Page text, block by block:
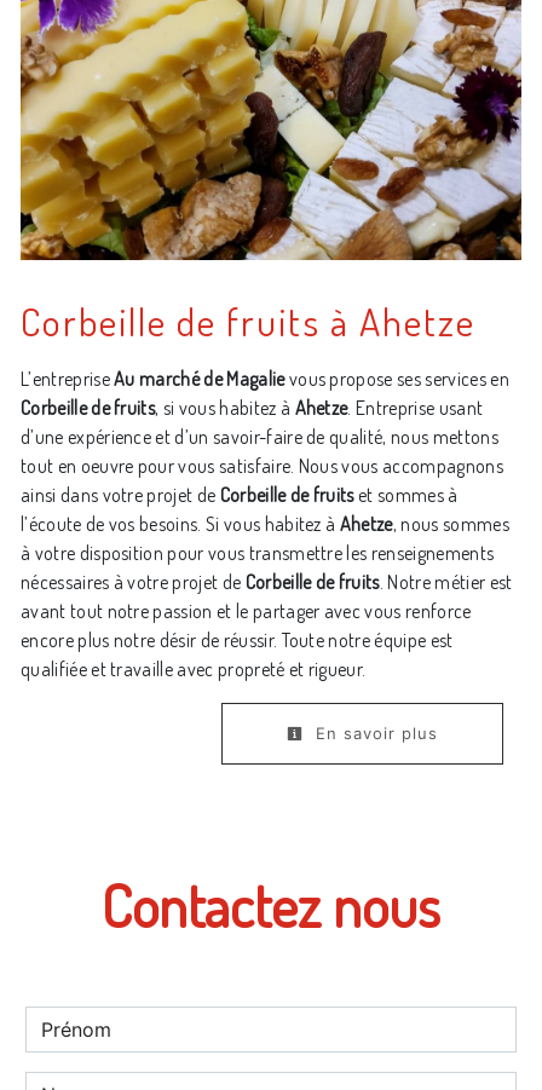
Corbeille de fruits à Ahetze
L’entrepriseAu marché de Magalievous propose ses services en
Corbeille de fruits, si vous habitez à Ahetze. Entreprise usant
d’une expérience et d’un savoir-faire de qualité, nous mettons
tout en oeuvre pour vous satisfaire. Nous vous accompagnons
ainsi dans votre projet de Corbeille de fruitset sommes à
l’écoute de vos besoins. Si vous habitez à Ahetze, nous sommes
à votre disposition pour vous transmettre les renseignements
nécessaires à votre projet de Corbeille de fruits. Notre métier est
avant tout notre passion et le partager avec vous renforce
encore plus notre désir de réussir. Toute notre équipe est
qualifiée et travaille avec propreté et rigueur.
En savoir plus
Contactez nous